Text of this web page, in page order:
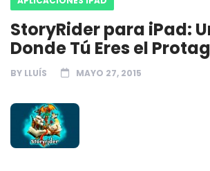
StoryRider para iPad:
Donde Tú Eres el
BY LLUÍS MAYO 27, 2015